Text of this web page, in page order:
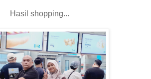
Hasil shopping...